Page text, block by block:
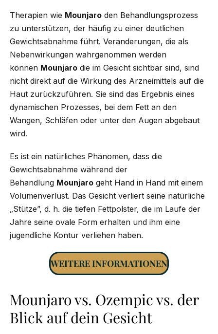
Therapien wie Mounjaro den Behandlungsprozess
zu unterstützen, der häufig zu einer deutlichen
Gewichtsabnahme führt. Veränderungen, die als
Nebenwirkungen wahrgenommen werden
können Mounjaro die im Gesicht sichtbar sind, sind
nicht direkt auf die Wirkung des Arzneimittels auf die
Haut zurückzuführen. Sie sind das Ergebnis eines
dynamischen Prozesses, bei dem Fett an den
Wangen, Schläfen oder unter den Augen abgebaut
wird.
Es ist ein natürliches Phänomen, dass die
Gewichtsabnahme während der
Behandlung Mounjaro geht Hand in Hand mit einem
Volumenverlust. Das Gesicht verliert seine natürliche
„Stütze”, d. h. die tiefen Fettpolster, die im Laufe der
Jahre seine ovale Form erhalten und ihm eine
jugendliche Kontur verliehen haben.
WEITERE INFORMATIONEN
Mounjaro vs. Ozempic vs. der
Blick auf dein Gesicht